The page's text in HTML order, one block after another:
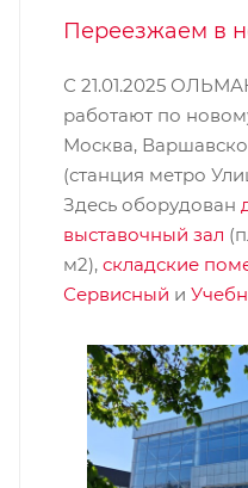
Переезжаем в
С 21.01.2025
работают по
Москва,
(станция метро
Здесь оборудован
выставочный зал
м2), складские
Сервисный и